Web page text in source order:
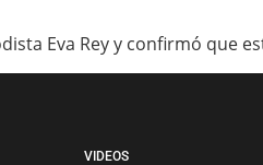
Eva Rey y confirmó que
VIDEOS